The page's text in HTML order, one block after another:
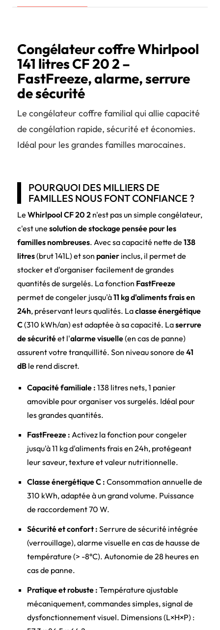
Congélateur coffre Whirlpool
141 litres CF 20 2 –
FastFreeze, alarme, serrure
de sécurité
Le congélateur coffre familial qui allie capacité
de congélation rapide, sécurité et économies.
Idéal pour les grandes familles marocaines.
POURQUOI DES MILLIERS DE
FAMILLES NOUS FONT CONFIANCE ?
Le Whirlpool CF 20 2 n'est pas un simple congélateur,
c'est une solution de stockage pensée pour les
familles nombreuses. Avec sa capacité nette de 138
litres(brut 141L) et son panier inclus, il permet de
stocker et d'organiser facilement de grandes
quantités de surgelés. La fonction FastFreeze
permet de congeler jusqu'à11 kg d'aliments frais en
24h, préservant leurs qualités. Laclasse énergétique
C(310 kWh/an) est adaptée à sa capacité. Laserrure
de sécuritéet l'alarme visuelle(en cas de panne)
assurent votre tranquillité. Son niveau sonore de 41
dB le rend discret.
Capacité familiale : 138 litres nets, 1 panier
amovible pour organiser vos surgelés. Idéal pour
les grandes quantités.
FastFreeze : Activez la fonction pour congeler
jusqu'à 11 kg d'aliments frais en 24h, protégeant
leur saveur, texture et valeur nutritionnelle.
Classe énergétique C : Consommation annuelle de
310 kWh, adaptée à un grand volume. Puissance
de raccordement 70 W.
Sécurité et confort : Serrure de sécurité intégrée
(verrouillage), alarme visuelle en cas de hausse de
température (> -8°C). Autonomie de 28 heures en
cas de panne.
Pratique et robuste : Température ajustable
mécaniquement, commandes simples, signal de
dysfonctionnement visuel. Dimensions (L×H×P) :